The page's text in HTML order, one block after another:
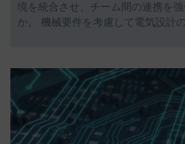
境を統合させ、チーム間の連携を
か。 機械要件を考慮して電気設計